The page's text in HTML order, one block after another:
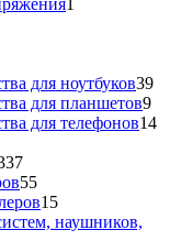
1
для ноутбуков3939
для планшетов99
для телефонов1414
337
товаров
5555
товаров
1515
товаров
наушников,